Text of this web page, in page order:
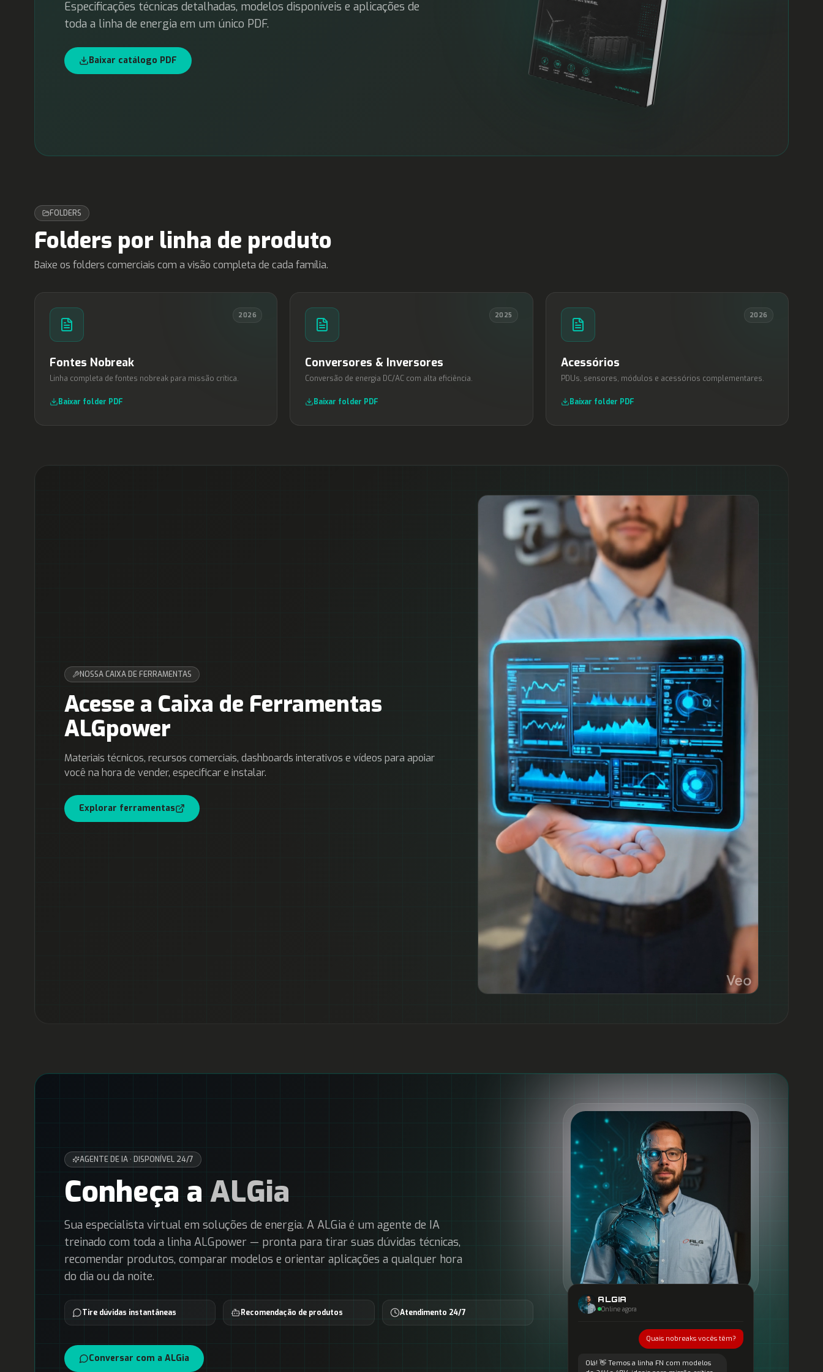
Especificações técnicas detalhadas, modelos disponíveis e aplicações de
toda a linha de energia em um único PDF.
Baixar catálogo PDF
FOLDERS
Folders por linha de produto
Baixe os folders comerciais com a visão completa de cada família.
2026
Fontes Nobreak
Linha completa de fontes nobreak para missão crítica.
Baixar folder PDF
2025
Conversores & Inversores
Conversão de energia DC/AC com alta eficiência.
Baixar folder PDF
2026
Acessórios
PDUs, sensores, módulos e acessórios complementares.
Baixar folder PDF
NOSSA CAIXA DE FERRAMENTAS
Acesse a Caixa de Ferramentas
ALGpower
Materiais técnicos, recursos comerciais, dashboards interativos e vídeos para apoiar
você na hora de vender, especificar e instalar.
Explorar ferramentas
AGENTE DE IA · DISPONÍVEL 24/7
Conheça a ALGia
Sua especialista virtual em soluções de energia. A ALGia é um agente de IA
treinado com toda a linha ALGpower — pronta para tirar suas dúvidas técnicas,
recomendar produtos, comparar modelos e orientar aplicações a qualquer hora
do dia ou da noite.
Tire dúvidas instantâneas Recomendação de produtos Atendimento 24/7
Conversar com a ALGia
ALGIA
Online agora
Quais nobreaks vocês têm?
Olá! 👋 Temos a linha FN com modelos